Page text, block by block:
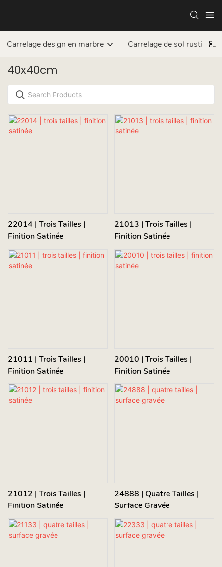
Carrelage design en marbre Carrelage de sol rustique
40x40cm
22014 | Trois Tailles |
Finition Satinée
21013 | Trois Tailles |
Finition Satinée
21011 | Trois Tailles |
Finition Satinée
20010 | Trois Tailles |
Finition Satinée
21012 | Trois Tailles |
Finition Satinée
24888 | Quatre Tailles |
Surface Gravée